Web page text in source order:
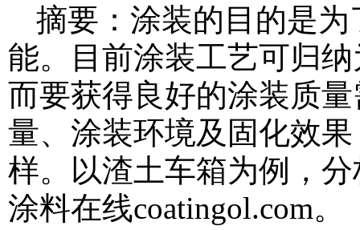
摘要：涂装的目的是
能。目前涂装工艺可归
而要获得良好的涂装质
量、涂装环境及固化效
样。以渣土车箱为例，
涂料在线coatingol.com。